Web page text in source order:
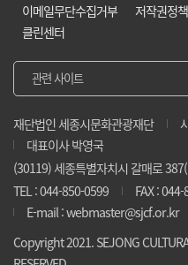
이메일무단수집거부
저작권정책
클린센터
관련 사이트
재단법인 세종시문화관광재단
대표이사 박영국
(30119) 세종특별자치시 갈매로
TEL : 044-850-0599
FAX :
E-mail : webmaster@sjcf.or.kr
Copyright 2021. SEJONG